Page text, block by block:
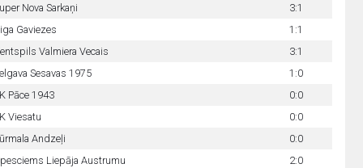
Nova Sarkaņi
3:1
Gaviezes
1:1
Valmiera Vecais
3:1
Sesavas 1975
1:0
Pāce 1943
0:0
Viesatu
0:0
Andzeļi
0:0
Liepāja Austrumu
2:0